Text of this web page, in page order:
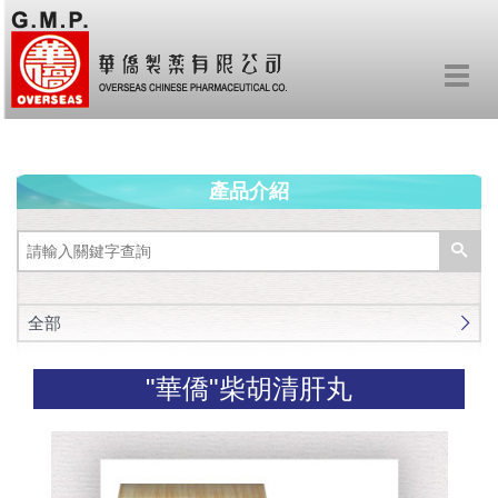
產品介紹
全部
"華僑"柴胡清肝丸